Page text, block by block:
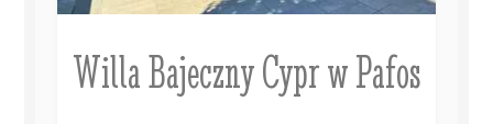
Willa Bajeczny Cypr w Pafos